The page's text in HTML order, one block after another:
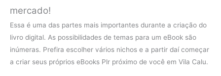
mercado!
Essa é uma das partes mais importantes durante a criação do
livro digital. As possibilidades de temas para um eBook são
inúmeras. Prefira escolher vários nichos e a partir daí começar
a criar seus próprios eBooks Plr próximo de você em Vila Calu.